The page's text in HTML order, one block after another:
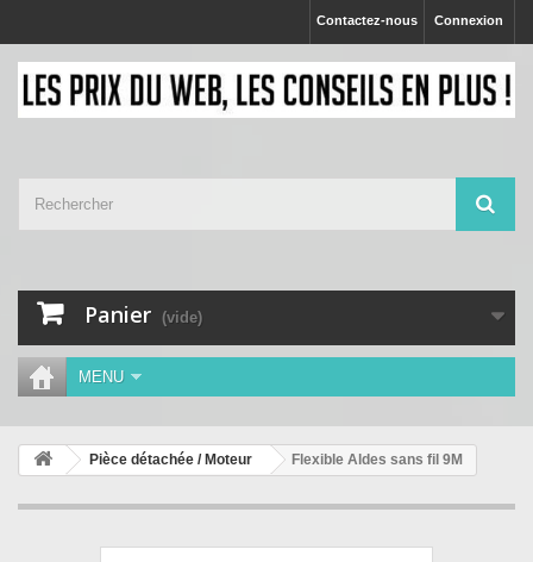
Connexion
Contactez-nous
Panier (vide)
MENU
Pièce détachée / Moteur Flexible Aldes sans fil 9M